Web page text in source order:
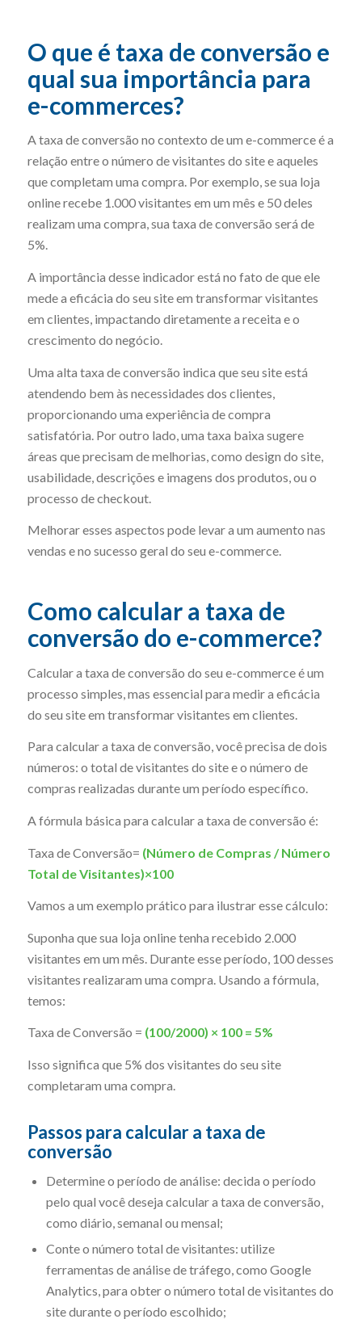
O que é taxa de conversão e
qual sua importância para
e-commerces?
A taxa de conversão no contexto de um e-commerce é a
relação entre o número de visitantes do site e aqueles
que completam uma compra. Por exemplo, se sua loja
online recebe 1.000 visitantes em um mês e 50 deles
realizam uma compra, sua taxa de conversão será de
5%.
A importância desse indicador está no fato de que ele
mede a eficácia do seu site em transformar visitantes
em clientes, impactando diretamente a receita e o
crescimento do negócio.
Uma alta taxa de conversão indica que seu site está
atendendo bem às necessidades dos clientes,
proporcionando uma experiência de compra
satisfatória. Por outro lado, uma taxa baixa sugere
áreas que precisam de melhorias, como design do site,
usabilidade, descrições e imagens dos produtos, ou o
processo de checkout.
Melhorar esses aspectos pode levar a um aumento nas
vendas e no sucesso geral do seu e-commerce.
Como calcular a taxa de
conversão do e-commerce?
Calcular a taxa de conversão do seu e-commerce é um
processo simples, mas essencial para medir a eficácia
do seu site em transformar visitantes em clientes.
Para calcular a taxa de conversão, você precisa de dois
números: o total de visitantes do site e o número de
compras realizadas durante um período específico.
A fórmula básica para calcular a taxa de conversão é:
Taxa de Conversão= (Número de Compras / Número
Total de Visitantes)×100
Vamos a um exemplo prático para ilustrar esse cálculo:
Suponha que sua loja online tenha recebido 2.000
visitantes em um mês. Durante esse período, 100 desses
visitantes realizaram uma compra. Usando a fórmula,
temos:
Taxa de Conversão = (100/2000) × 100 = 5%
Isso significa que 5% dos visitantes do seu site
completaram uma compra.
Passos para calcular a taxa de
conversão
Determine o período de análise: decida o período
pelo qual você deseja calcular a taxa de conversão,
como diário, semanal ou mensal;
Conte o número total de visitantes: utilize
ferramentas de análise de tráfego, como Google
Analytics, para obter o número total de visitantes do
site durante o período escolhido;